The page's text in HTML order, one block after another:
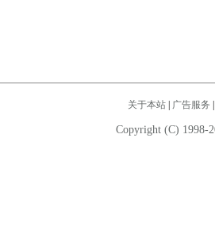
关于本站| 广告服务
Copyright (C) 1998-